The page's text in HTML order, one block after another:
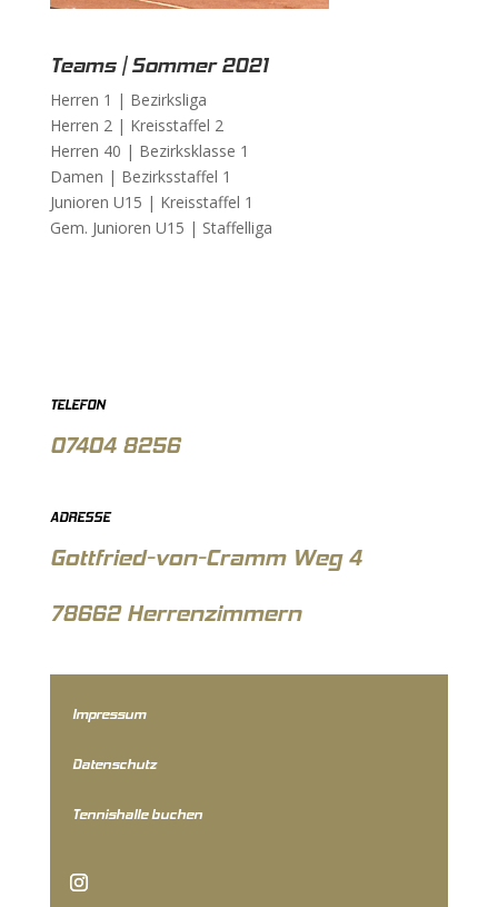
Teams | Sommer 2021
Herren 1 | Bezirksliga
Herren 2 | Kreisstaffel 2
Herren 40 | Bezirksklasse 1
Damen | Bezirksstaffel 1
Junioren U15 | Kreisstaffel 1
Gem. Junioren U15 | Staffelliga
TELEFON
07404 8256
ADRESSE
Gottfried-von-Cramm Weg 4
78662 Herrenzimmern
Impressum
Datenschutz
Tennishalle buchen